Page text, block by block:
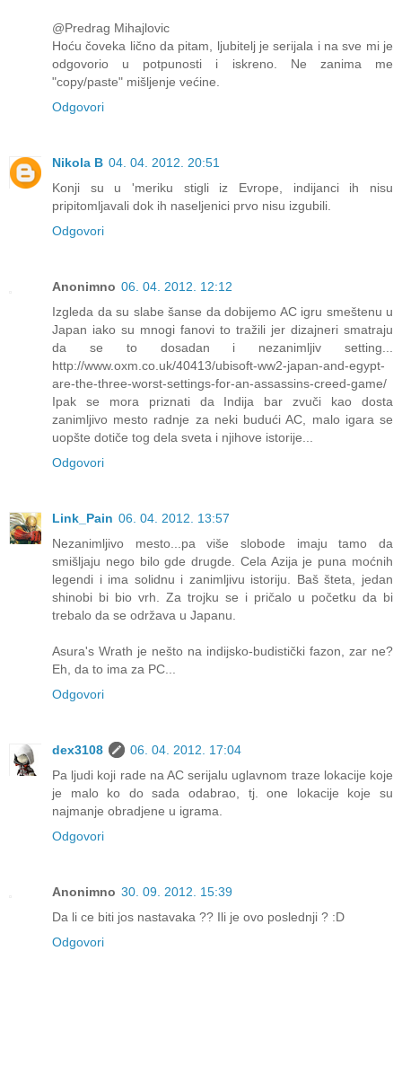
@Predrag Mihajlovic
Hoću čoveka lično da pitam, ljubitelj je serijala i na sve mi je
odgovorio u potpunosti i iskreno. Ne zanima me
"copy/paste" mišljenje većine.
Odgovori
Nikola B 04. 04. 2012. 20:51
Konji su u 'meriku stigli iz Evrope, indijanci ih nisu
pripitomljavali dok ih naseljenici prvo nisu izgubili.
Odgovori
Anonimno 06. 04. 2012. 12:12
Izgleda da su slabe šanse da dobijemo AC igru smeštenu u
Japan iako su mnogi fanovi to tražili jer dizajneri smatraju
da se to dosadan i nezanimljiv setting...
http://www.oxm.co.uk/40413/ubisoft-ww2-japan-and-egypt-
are-the-three-worst-settings-for-an-assassins-creed-game/
Ipak se mora priznati da Indija bar zvuči kao dosta
zanimljivo mesto radnje za neki budući AC, malo igara se
uopšte dotiče tog dela sveta i njihove istorije...
Odgovori
Link_Pain 06. 04. 2012. 13:57
Nezanimljivo mesto...pa više slobode imaju tamo da
smišljaju nego bilo gde drugde. Cela Azija je puna moćnih
legendi i ima solidnu i zanimljivu istoriju. Baš šteta, jedan
shinobi bi bio vrh. Za trojku se i pričalo u početku da bi
trebalo da se održava u Japanu.
Asura's Wrath je nešto na indijsko-budistički fazon, zar ne?
Eh, da to ima za PC...
Odgovori
dex3108
06. 04. 2012. 17:04
Pa ljudi koji rade na AC serijalu uglavnom traze lokacije koje
je malo ko do sada odabrao, tj. one lokacije koje su
najmanje obradjene u igrama.
Odgovori
Anonimno 30. 09. 2012. 15:39
Da li ce biti jos nastavaka ?? Ili je ovo poslednji ? :D
Odgovori